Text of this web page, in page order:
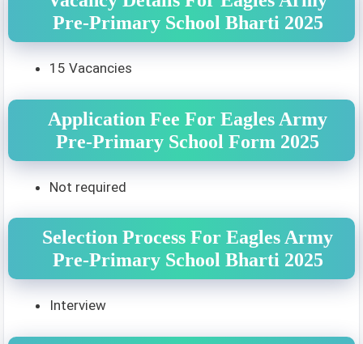
Pre-Primary School Bharti 2025
15 Vacancies
Application Fee For Eagles Army
Pre-Primary School Form 2025
Not required
Selection Process For Eagles Army
Pre-Primary School Bharti 2025
Interview